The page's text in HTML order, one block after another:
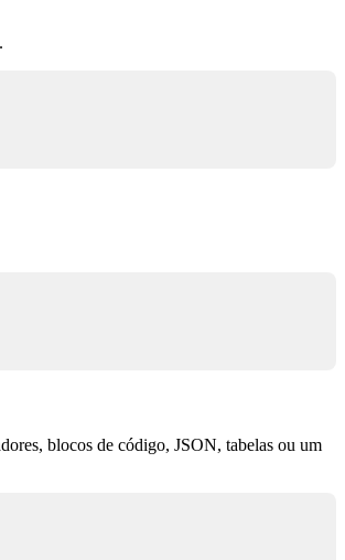
blocos de código, JSON, tabelas ou um